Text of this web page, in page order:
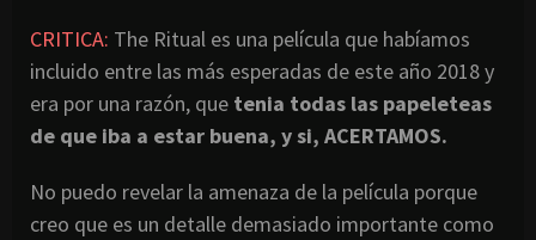
CRITICA: The Ritual es una película que habíamos
incluido entre las más esperadas de este año 2018 y
era por una razón, que tenia todas las papeleteas
de que iba a estar buena, y si, ACERTAMOS.
No puedo revelar la amenaza de la película porque
creo que es un detalle demasiado importante como